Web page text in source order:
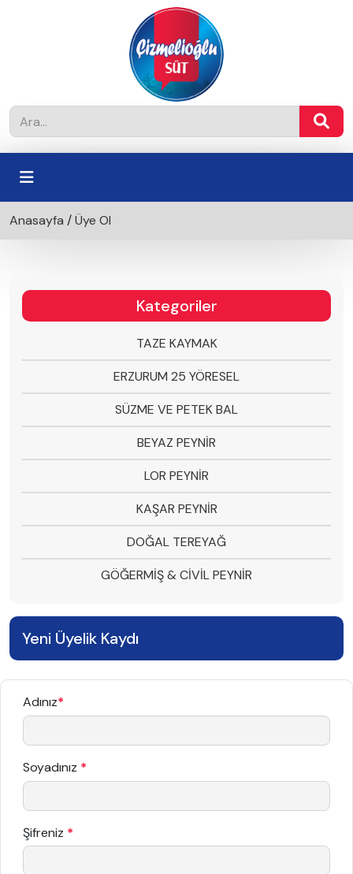
Anasayfa /Üye Ol
Kategoriler
TAZE KAYMAK
ERZURUM 25 YÖRESEL
SÜZME VE PETEK BAL
BEYAZ PEYNİR
LOR PEYNİR
KAŞAR PEYNİR
DOĞAL TEREYAĞ
GÖĞERMİŞ & CİVİL PEYNİR
Yeni Üyelik Kaydı
Adınız*
Soyadınız *
Şifreniz *